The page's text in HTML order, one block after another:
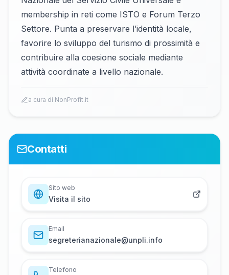
membership in reti come ISTO e Forum Terzo
Settore. Punta a preservare l’identità locale,
favorire lo sviluppo del turismo di prossimità e
contribuire alla coesione sociale mediante
attività coordinate a livello nazionale.
a cura di NonProfit.it
Contatti
Sito web
Visita il sito
Email
s​e​g​r​e​t​e​r​i​a​n​a​z​i​o​n​a​l​e​@​u​n​p​l​i​.​i​n​f​o
Telefono